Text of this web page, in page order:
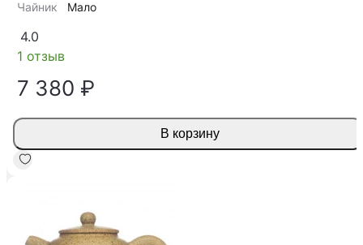
Чайник Мало
4.0
1 отзыв
7 380 ₽
В корзину